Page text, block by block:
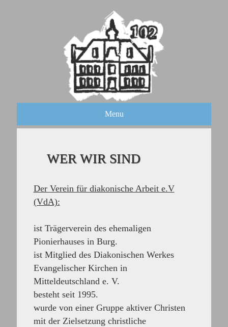
Menu
WER WIR SIND
Der Verein für diakonische Arbeit e.V
(VdA):
ist Trägerverein des ehemaligen
Pionierhauses in Burg.
ist Mitglied des Diakonischen Werkes
Evangelischer Kirchen in
Mitteldeutschland e. V.
besteht seit 1995.
wurde von einer Gruppe aktiver Christen
mit der Zielsetzung christliche